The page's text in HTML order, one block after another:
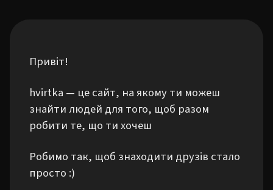
Привіт!
hvirtka — це сайт, на якому ти можеш
знайти людей для того, щоб разом
робити те, що ти хочеш
Робимо так, щоб знаходити друзів стало
просто :)